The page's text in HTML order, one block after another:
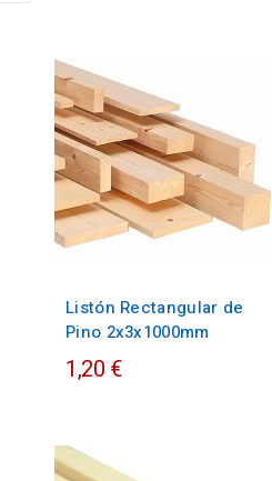
Listón Rectangular de
Pino 2x3x1000mm
1,20 €